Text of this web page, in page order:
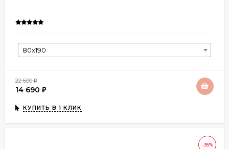
80х190
22 600₽
14 690 ₽
КУПИТЬ В 1 КЛИК
-35%